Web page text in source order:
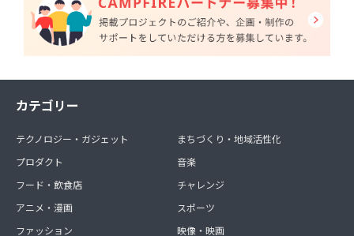
カテゴリー
テクノロジー・ガジェット
プロダクト
フード・飲食店
アニメ・漫画
ファッション
まちづくり・地域活性化
音楽
チャレンジ
スポーツ
映像・映画